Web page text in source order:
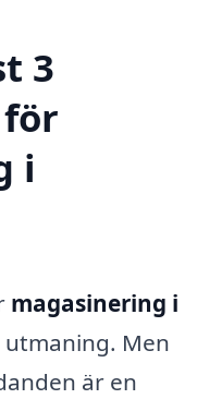
3
i
magasinering i
utmaning. Men
är en